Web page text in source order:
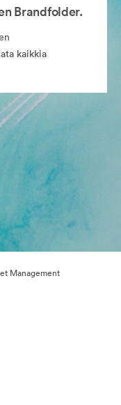
Brandfolder.
kaikkia
Management